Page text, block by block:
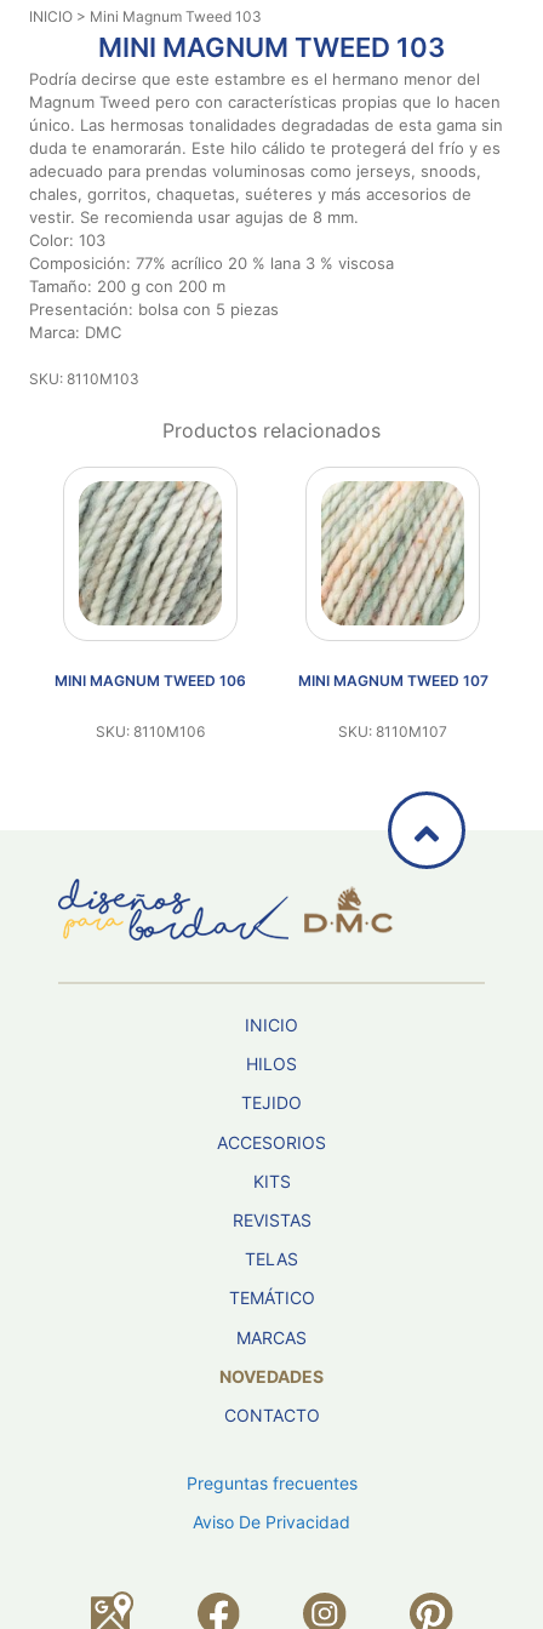
Aviso De
2026
Diseños
Para
Bordar
Distribuidores
INICIO > Mini Magnum Tweed 103
MINI MAGNUM TWEED 103
Podría decirse que este estambre es el hermano menor del
Magnum Tweed pero con características propias que lo hacen
único. Las hermosas tonalidades degradadas de esta gama sin
duda te enamorarán. Este hilo cálido te protegerá del frío y es
adecuado para prendas voluminosas como jerseys, snoods,
chales, gorritos, chaquetas, suéteres y más accesorios de
vestir. Se recomienda usar agujas de 8 mm.
Color: 103
Composición: 77% acrílico 20 % lana 3 % viscosa
Tamaño: 200 g con 200 m
Presentación: bolsa con 5 piezas
Marca: DMC
SKU: 8110M103
Productos relacionados
MINI MAGNUM TWEED 106
SKU: 8110M106
MINI MAGNUM TWEED 107
SKU: 8110M107
INICIO
HILOS
TEJIDO
ACCESORIOS
KITS
REVISTAS
TELAS
TEMÁTICO
MARCAS
NOVEDADES
CONTACTO
Preguntas frecuentes
Aviso De Privacidad